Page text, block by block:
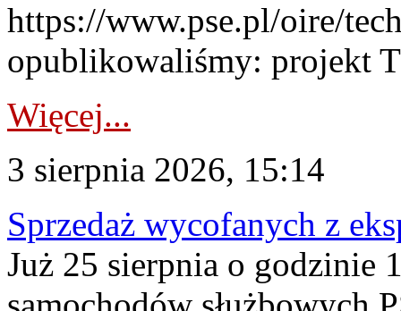
https://www.pse.pl/oire/
opublikowaliśmy: projekt
Więcej...
3 sierpnia 2026, 15:14
Sprzedaż wycofanych z
Już 25 sierpnia o godzinie